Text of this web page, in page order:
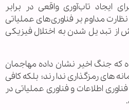
ایجاد تاب‌آوری واقعی در برابر
مداوم بر فناوری‌های عملیاتی
از تبدیل شدن به اختلال فیزیکی
جنگ اخیر نشان داده مهاجمان
رمزگذاری ندارند؛ بلکه کافی
اطلاعات و فناوری عملیاتی در